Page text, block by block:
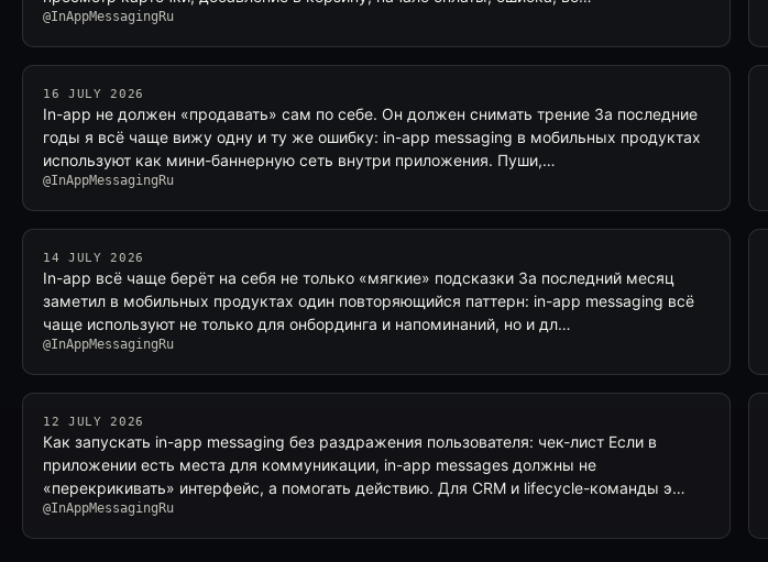
@InAppMessagingRu
16 JULY 2026
In-app не должен «продавать» сам по себе. Он должен снимать трение За последние
годы я всё чаще вижу одну и ту же ошибку: in-app messaging в мобильных продуктах
используют как мини-баннерную сеть внутри приложения. Пуши,…
@InAppMessagingRu
14 JULY 2026
In-app всё чаще берёт на себя не только «мягкие» подсказки За последний месяц
заметил в мобильных продуктах один повторяющийся паттерн: in-app messaging всё
чаще используют не только для онбординга и напоминаний, но и дл…
@InAppMessagingRu
12 JULY 2026
Как запускать in-app messaging без раздражения пользователя: чек-лист Если в
приложении есть места для коммуникации, in-app messages должны не
«перекрикивать» интерфейс, а помогать действию. Для CRM и lifecycle-команды э…
@InAppMessagingRu